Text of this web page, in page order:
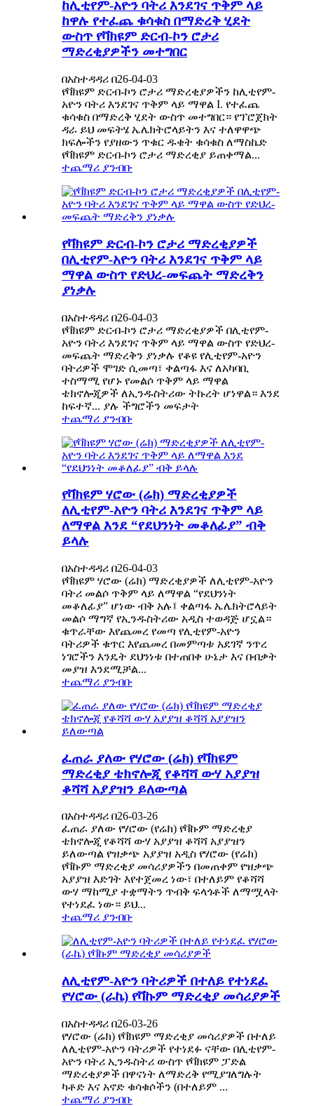
ከሊቲየም-አዮን ባትሪ እንደገና ጥቅም ላይ
ከዋሉ የተፈጨ ቁሳቁስ በማድረቅ ሂደት
ውስጥ የቫክዩም ድርብ-ኮን ሮታሪ
ማድረቂያዎችን መተግበር
በአስተዳዳሪ በ26-04-03
የቫክዩም ድርብ-ኮን ሮታሪ ማድረቂያዎችን ከሊቲየም-
አዮን ባትሪ እንደገና ጥቅም ላይ ማዋል I. የተፈጨ
ቁሳቁስ በማድረቅ ሂደት ውስጥ መተግበር። የፕሮጀክት
ዳራ ይህ መፍትሄ ኤሌክትሮላይትን እና ተለዋዋጭ
ክፍሎችን የያዘውን ጥቁር ዱቄት ቁሳቁስ ለማስኬድ
የቫክዩም ድርብ-ኮን ሮታሪ ማድረቂያ ይጠቀማል...
ተጨማሪ ያንብቡ
የቫክዩም ድርብ-ኮን ሮታሪ ማድረቂያዎች
በሊቲየም-አዮን ባትሪ እንደገና ጥቅም ላይ
ማዋል ውስጥ የድህረ-መፍጨት ማድረቅን
ያነቃሉ
በአስተዳዳሪ በ26-04-03
የቫክዩም ድርብ-ኮን ሮታሪ ማድረቂያዎች በሊቲየም-
አዮን ባትሪ እንደገና ጥቅም ላይ ማዋል ውስጥ የድህረ-
መፍጨት ማድረቅን ያነቃሉ የቆዩ የሊቲየም-አዮን
ባትሪዎች ሞገድ ሲመጣ፣ ቀልጣፋ እና ለአካባቢ
ተስማሚ የሆኑ የመልሶ ጥቅም ላይ ማዋል
ቴክኖሎጂዎች ለኢንዱስትሪው ትኩረት ሆነዋል። እንደ
ከፍተኛ... ያሉ ችግሮችን መፍታት
ተጨማሪ ያንብቡ
የቫክዩም ሃሮው (ሬክ) ማድረቂያዎች
ለሊቲየም-አዮን ባትሪ እንደገና ጥቅም ላይ
ለማዋል እንደ “የደህንነት መቆለፊያ” ብቅ
ይላሉ
በአስተዳዳሪ በ26-04-03
የቫክዩም ሃሮው (ሬክ) ማድረቂያዎች ለሊቲየም-አዮን
ባትሪ መልሶ ጥቅም ላይ ለማዋል “የደህንነት
መቆለፊያ” ሆነው ብቅ አሉ፤ ቀልጣፋ ኤሌክትሮላይት
መልሶ ማግኛ የኢንዱስትሪው አዲስ ተወዳጅ ሆኗል።
ቁጥራቸው እየጨመረ የመጣ የሊቲየም-አዮን
ባትሪዎች ቁጥር እየጨመረ በመምጣቱ አደገኛ ንጥረ
ነገሮችን እንዴት ደህንነቱ በተጠበቀ ሁኔታ እና በብቃት
መያዝ እንደሚቻል...
ተጨማሪ ያንብቡ
ፈጠራ ያለው የሃሮው (ሬክ) የቫክዩም
ማድረቂያ ቴክኖሎጂ የቆሻሻ ውሃ አያያዝ
ቆሻሻ አያያዝን ይለውጣል
በአስተዳዳሪ በ26-03-26
ፈጠራ ያለው የሃሮው (የሬክ) የቫኩም ማድረቂያ
ቴክኖሎጂ የቆሻሻ ውሃ አያያዝ ቆሻሻ አያያዝን
ይለውጣል የዝቃጭ አያያዝ አዲስ የሃሮው (የሬክ)
የቫኩም ማድረቂያ መሳሪያዎችን በመጠቀም የዝቃጭ
አያያዝ እድገት እየተጀመረ ነው፣ በተለይም የቆሻሻ
ውሃ ማከሚያ ተቋማትን ጥብቅ ፍላጎቶች ለማሟላት
የተነደፈ ነው። ይህ...
ተጨማሪ ያንብቡ
ለሊቲየም-አዮን ባትሪዎች በተለይ የተነደፈ
የሃሮው (ራኬ) የቫኩም ማድረቂያ መሳሪያዎች
በአስተዳዳሪ በ26-03-26
የሃሮው (ሬክ) የቫክዩም ማድረቂያ መሳሪያዎች በተለይ
ለሊቲየም-አዮን ባትሪዎች የተነደፉ ናቸው በሊቲየም-
አዮን ባትሪ ኢንዱስትሪ ውስጥ የቫክዩም ፓድል
ማድረቂያዎች በዋናነት ለማድረቅ የሚያገለግሉት
ካቶድ እና አኖድ ቁሳቁሶችን (በተለይም ...
ተጨማሪ ያንብቡ